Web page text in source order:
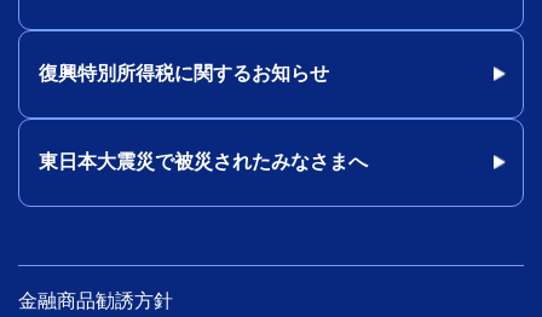
復興特別所得税に関するお知らせ
東日本大震災で被災されたみなさまへ
金融商品勧誘方針